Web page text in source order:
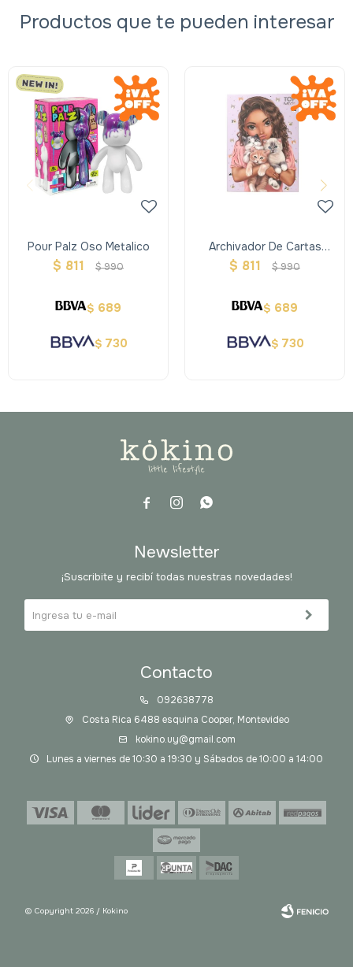
Productos que te pueden interesar
Pour Palz Oso Metalico
$ 811 $990
$ 689
$ 730
Archivador De Cartas
Summer Feeling - Top
$ 811 $990
$ 689
$ 730
  
Contacto
092638778
Costa Rica 6488 esquina Cooper, Montevideo
kokino.uy@gmail.com
Lunes a viernes de 10:30 a 19:30 y Sábados de 10:00 a 14:00
Newsletter
¡Suscribite y recibí todas nuestras novedades!
© Copyright 2026 / Kokino